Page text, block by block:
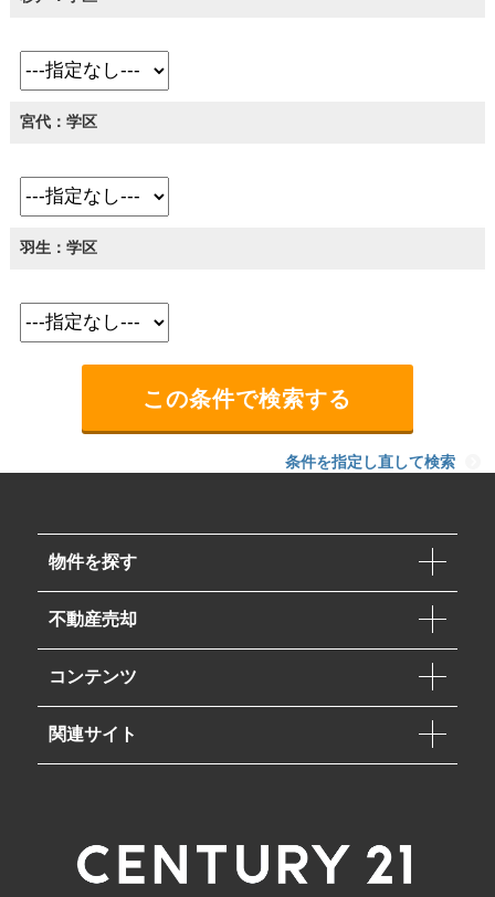
宮代：学区
羽生：学区
条件を指定し直して検索
物件を探す
不動産売却
コンテンツ
関連サイト